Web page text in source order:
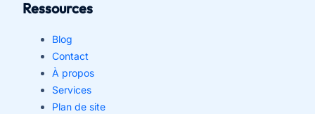
Ressources
Blog
Contact
À propos
Services
Plan de site